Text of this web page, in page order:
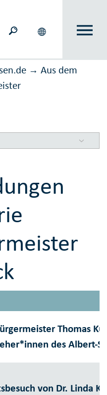
→ Aus dem
Thomas
des Albert-
von Dr. Linda